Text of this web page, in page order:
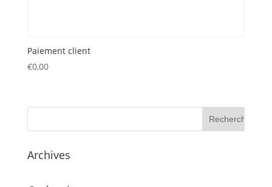
Paiement client
€0,00
Archives